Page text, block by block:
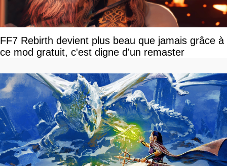
FF7 Rebirth devient plus beau que jamais grâce à
ce mod gratuit, c'est digne d'un remaster